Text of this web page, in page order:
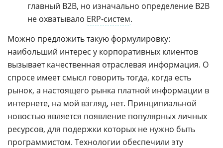
главный B2B, но изначально определение B2B
не охватывало ERP-систем.
Можно предложить такую формулировку:
наибольший интерес у корпоративных клиентов
вызывает качественная отраслевая информация. О
спросе имеет смысл говорить тогда, когда есть
рынок, а настоящего рынка платной информации в
интернете, на мой взгляд, нет. Принципиальной
новостью является появление популярных личных
ресурсов, для подержки которых не нужно быть
программистом. Технологии обеспечили эту